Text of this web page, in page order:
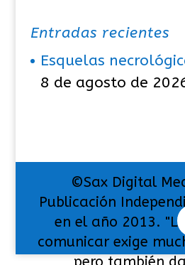
Entradas recientes
Esquelas
8 de agosto de
©Sax Digital
Publicación
en el año 2013.
comunicar exige